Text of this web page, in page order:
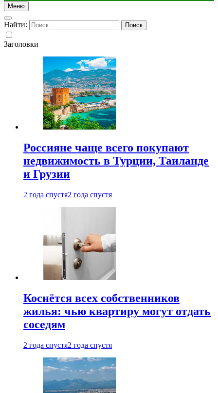
Меню
Найти:
Заголовки
Россияне чаще всего покупают
недвижимость в Турции, Таиланде
и Грузии
2 года спустя2 года спустя
Коснётся всех собственников
жилья: чью квартиру могут отдать
соседям
2 года спустя2 года спустя